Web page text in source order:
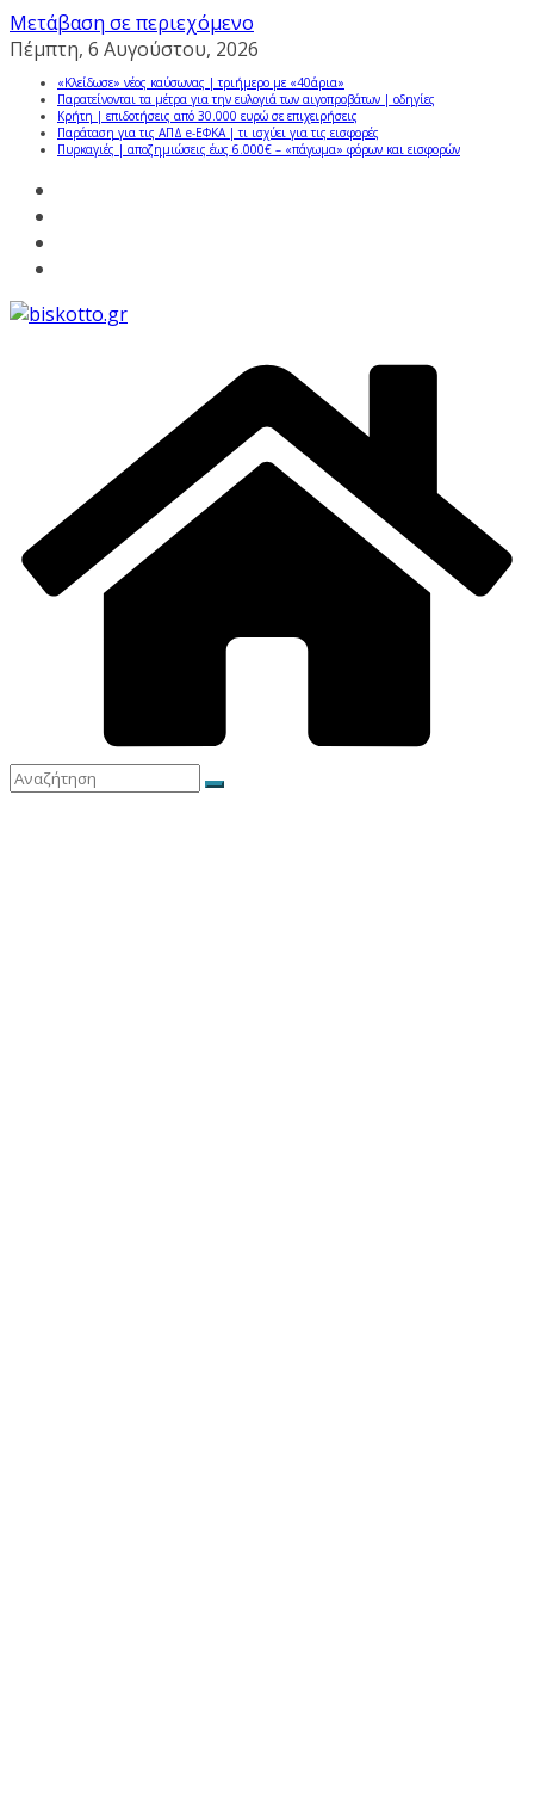
Μετάβαση σε περιεχόμενο
Πέμπτη, 6 Αυγούστου, 2026
«Κλείδωσε» νέος καύσωνας | τριήμερο με «40άρια»
Παρατείνονται τα μέτρα για την ευλογιά των αιγοπροβάτων | οδηγίες
Κρήτη | επιδοτήσεις από 30.000 ευρώ σε επιχειρήσεις
Παράταση για τις ΑΠΔ e-ΕΦΚΑ | τι ισχύει για τις εισφορές
Πυρκαγιές | αποζημιώσεις έως 6.000€ – «πάγωμα» φόρων και εισφορών